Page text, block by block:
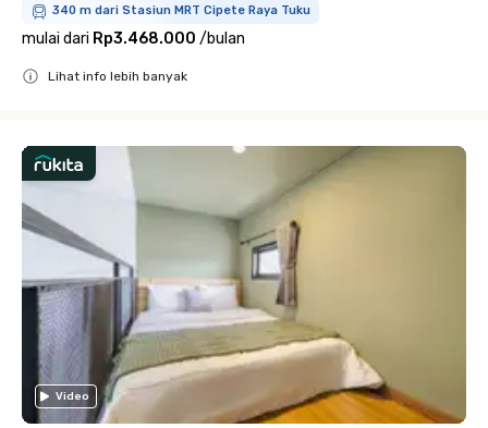
340 m dari Stasiun MRT Cipete Raya Tuku
mulai dari Rp3.468.000 /bulan
Lihat info lebih banyak
Video